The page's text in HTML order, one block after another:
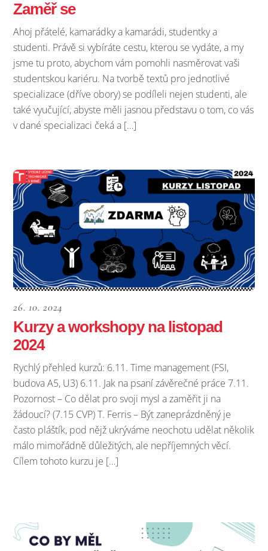
Zaměř se
Ahoj přátelé, kamarádky a kamarádi, studentky a
studenti. Právě si vybíráte cestu, kterou se vydáte, a my
jsme tu proto, abychom vám pomohli nasměrovat vaši
studentskou kariéru. Na tvorbě textů pro jednotlivé
specializace (dříve obory) se podíleli nejen studenti, ale
také vyučující, abyste měli jasnou představu o tom, co vás
v dané specializaci čeká a […]
26. 10. 2024
Kurzy a workshopy na listopad
2024
Rychlý přehled kurzů: 6.11. Time management (FSI,
budova A5, U3) 6.11. Jak na psaní závěrečné práce 7.11.
Pozornost – Co dělat pro svoji mysl a zaměřit ji na
žádoucí? (7.15 CVP) T. Ferris – Být zaneprázdněný je
často pláštík, pod nějž ukrýváme neochotu udělat několik
málo mimořádně důležitých, ale nepříjemných věcí.
Cílem tohoto kurzu je […]